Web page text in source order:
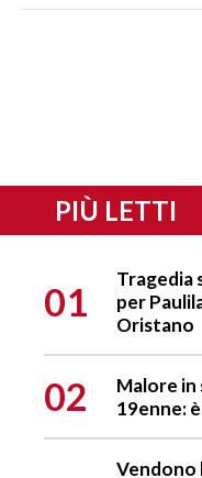
PIÙ LETTI
01
Tragedia
per
Oristano
02
Malore in
19enne:
Vendono